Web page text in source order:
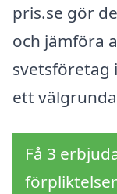
pris.se gör
och jämföra
svetsföretag
ett
Få 3
förpliktelser